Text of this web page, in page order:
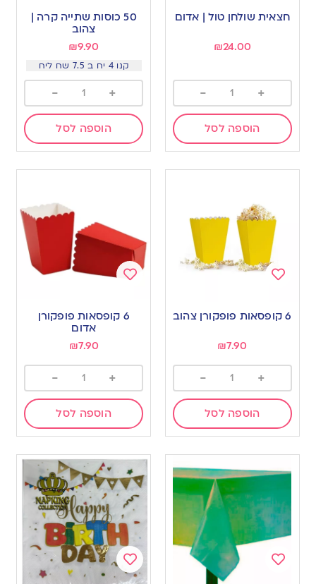
to
חצאית שולחן טול | אדום
₪24.00
+
-
הוספה לסל
to
50 כוסות שתייה קרה |
צהוב
₪9.90
קנו 4 יח ב 7.5 שח ליח
+
-
הוספה לסל
to
wishlist
6 קופסאות פופקורן צהוב
₪7.90
+
-
הוספה לסל
wishlist
6 קופסאות פופקורן
אדום
₪7.90
+
-
הוספה לסל
Add